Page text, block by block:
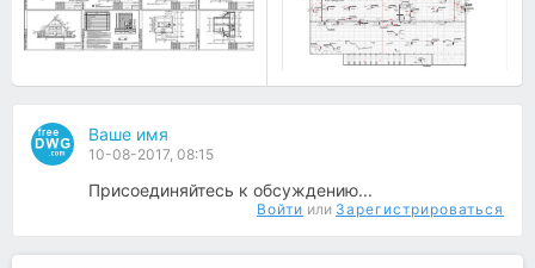
Ваше имя
10-08-2017, 08:15
Присоединяйтесь к обсуждению...
Войти или Зарегистрироваться